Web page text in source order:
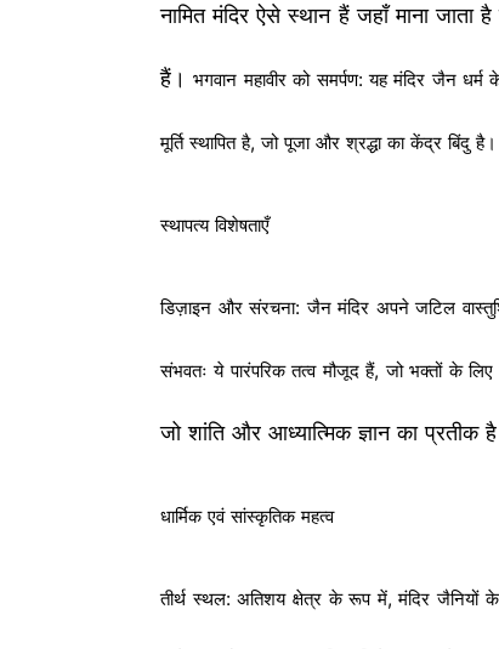
नामित मंदिर ऐसे स्थान हैं जहाँ माना
हैं।भगवान महावीर को समर्पण: यह मंदिर जैन
मूर्ति स्थापित है, जो पूजा और श्रद्धा का केंद्र बिंदु है।
स्थापत्य विशेषताएँ
डिज़ाइन और संरचना: जैन मंदिर अपने जटिल
संभवतः ये पारंपरिक तत्व मौजूद हैं, जो भक्तों के
जो शांति और आध्यात्मिक ज्ञान का प्रतीक
धार्मिक एवं सांस्कृतिक महत्व
तीर्थ स्थल: अतिशय क्षेत्र के रूप में, मंदिर